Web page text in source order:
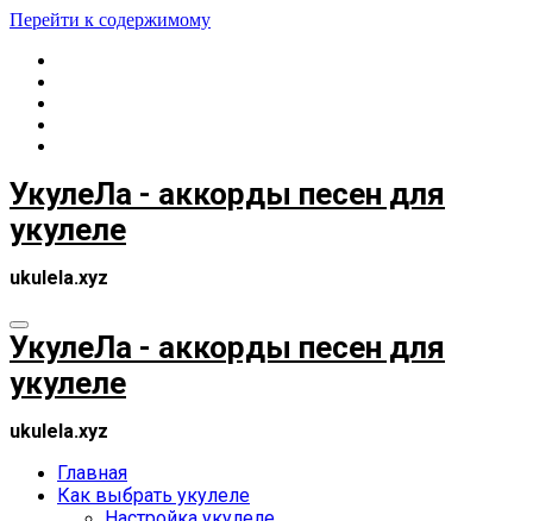
Перейти к содержимому
УкулеЛа - аккорды песен для
укулеле
ukulela.xyz
УкулеЛа - аккорды песен для
укулеле
ukulela.xyz
Главная
Как выбрать укулеле